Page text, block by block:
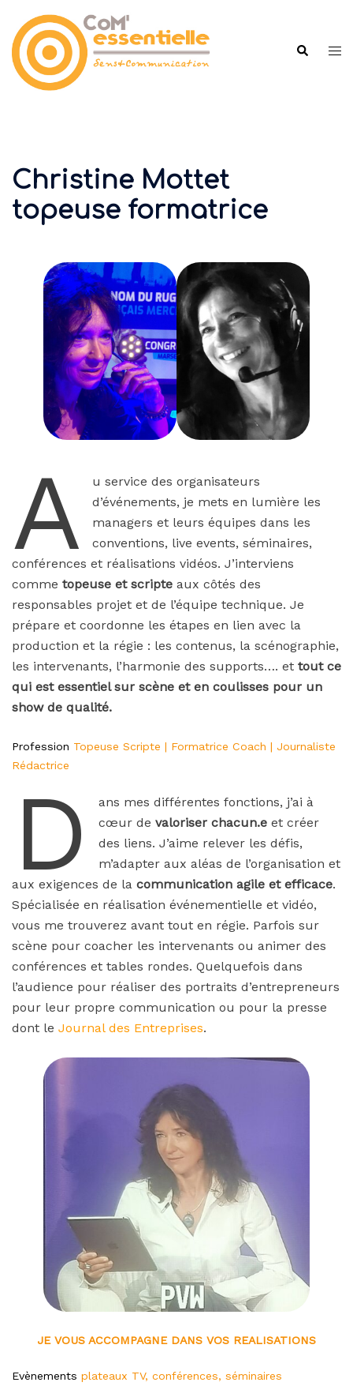
contenu
Christine Mottet
topeuse formatrice
A
u service des organisateurs
d’événements, je mets en lumière les
managers et leurs équipes dans les
conventions, live events, séminaires,
conférences et réalisations vidéos. J’interviens
comme topeuse et scripte aux côtés des
responsables projet et de l’équipe technique. Je
prépare et coordonne les étapes en lien avec la
production et la régie : les contenus, la scénographie,
les intervenants, l’harmonie des supports…. et tout ce
qui est essentiel sur scène et en coulisses pour un
show de qualité.
Profession Topeuse Scripte | Formatrice Coach | Journaliste
Rédactrice
D
ans mes différentes fonctions, j’ai à
cœur devaloriser chacun.eet créer
des liens. J’aime relever les défis,
m’adapter aux aléas de l’organisation et
aux exigences de la communication agile et efficace.
Spécialisée en réalisation événementielle et vidéo,
vous me trouverez avant tout en régie. Parfois sur
scène pour coacher les intervenants ou animer des
conférences et tables rondes. Quelquefois dans
l’audience pour réaliser des portraits d’entrepreneurs
pour leur propre communication ou pour la presse
dont le Journal des Entreprises.
JE VOUS ACCOMPAGNE DANS VOS REALISATIONS
Evènements plateaux TV, conférences, séminaires